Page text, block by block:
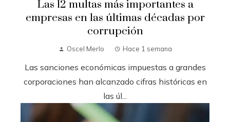
Las 12 multas más importantes a
empresas en las últimas décadas por
corrupción
Oscel Merlo Hace 1 semana
Las sanciones económicas impuestas a grandes
corporaciones han alcanzado cifras históricas en
las úl...